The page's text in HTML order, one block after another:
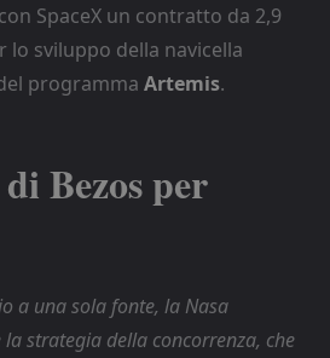
SpaceX un contratto da 2,9
sviluppo della navicella
programma Artemis.
Bezos per
a una sola fonte, la Nasa
strategia della concorrenza, che